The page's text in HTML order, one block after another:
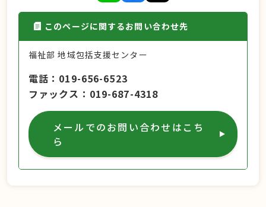
このページに関するお問い合わせ先
福祉部 地域包括支援センター
電話
019-656-6523
ファックス
019-687-4318
メールでのお問い合わせはこち
ら